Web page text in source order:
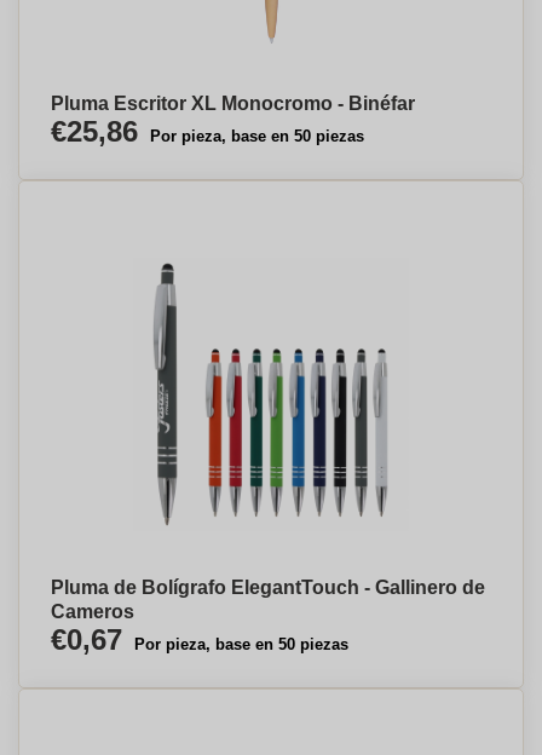
Pluma Escritor XL Monocromo - Binéfar
€25,86 Por pieza, base en 50 piezas
Pluma de Bolígrafo ElegantTouch - Gallinero de
Cameros
€0,67 Por pieza, base en 50 piezas